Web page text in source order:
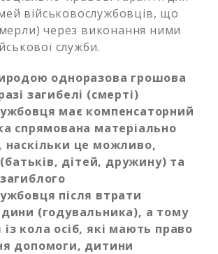
військовослужбовців, що
через виконання ними
служби.
одноразова грошова
загибелі (смерті)
має компенсаторний
спрямована матеріально
наскільки це можливо,
(батьків, дітей, дружину) та
після втрати
(годувальника), а тому
кола осіб, які мають право
допомоги, дитини